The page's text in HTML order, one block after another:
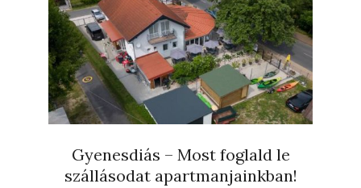
Gyenesdiás – Most foglald le
szállásodat apartmanjainkban!